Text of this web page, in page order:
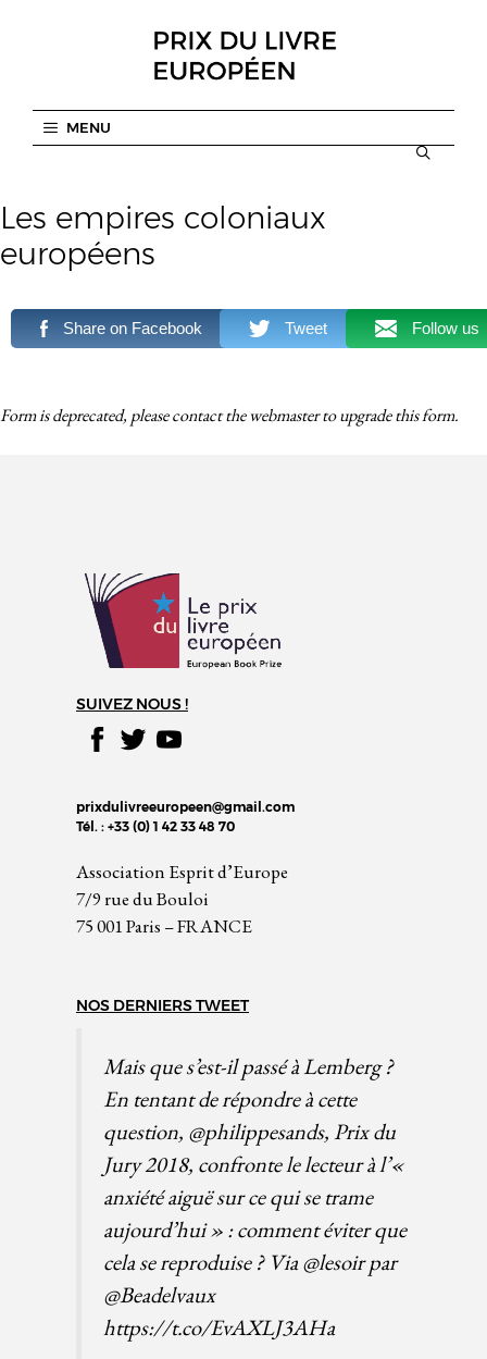
MENU
Les empires coloniaux
européens
Share on Facebook Tweet Follow us
Form is deprecated, please contact the webmaster toupgradethis form.
SUIVEZ NOUS !
prixdulivreeuropeen@gmail.com
Tél. : +33 (0) 1 42 33 48 70
Association Esprit d’Europe
7/9 rue du Bouloi
75 001 Paris – FRANCE
NOS DERNIERS TWEET
Mais que s’est-il passé à Lemberg ?
En tentant de répondre à cette
question, @philippesands, Prix du
Jury 2018, confronte le lecteur à l’«
anxiété aiguë sur ce qui se trame
aujourd’hui » : comment éviter que
cela se reproduise ? Via@lesoirpar
@Beadelvaux
https://t.co/EvAXLJ3AHa